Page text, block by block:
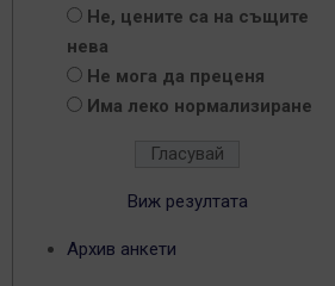
Не, цените са на същите
нева
Не мога да преценя
Има леко нормализиране
Виж резултата
Архив анкети